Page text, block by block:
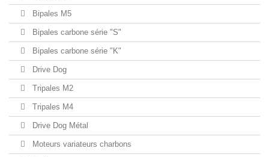
Bipales M5
Bipales carbone série "S"
Bipales carbone série "K"
Drive Dog
Tripales M2
Tripales M4
Drive Dog Métal
Moteurs variateurs charbons